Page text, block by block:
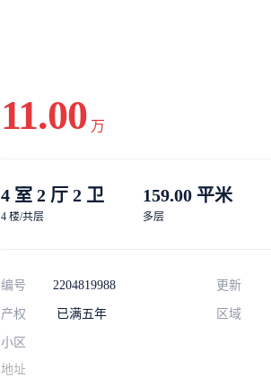
11.00 万
4 室 2 厅 2 卫
4 楼/共层
159.00 平米
多层
编号 2204819988 更新
产权 已满五年 区域
小区
地址